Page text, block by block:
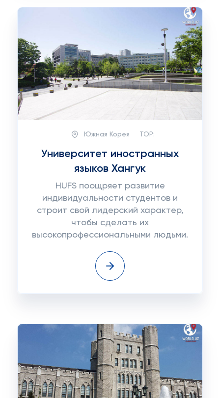
Южная Корея TOP:
Университет иностранных
языков Хангук
HUFS поощряет развитие
индивидуальности студентов и
строит свой лидерский характер,
чтобы сделать их
высокопрофессиональными людьми.